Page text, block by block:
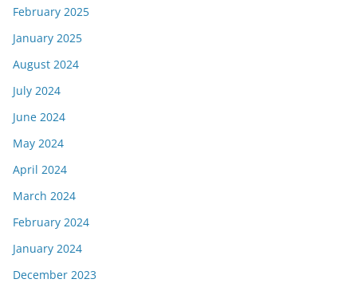
February 2025
January 2025
August 2024
July 2024
June 2024
May 2024
April 2024
March 2024
February 2024
January 2024
December 2023